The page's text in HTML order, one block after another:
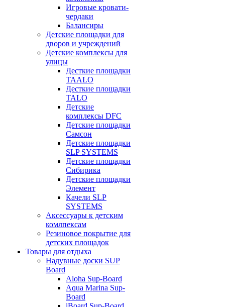
Игровые кровати-
чердаки
Балансиры
Детские площадки для
дворов и учреждений
Детские комплексы для
улицы
Десткие площадки
TAALO
Десткие площадки
TALO
Детские
комплексы DFC
Детские площадки
Самсон
Детские площадки
SLP SYSTEMS
Детские площадки
Сибирика
Детские площадки
Элемент
Качели SLP
SYSTEMS
Аксессуары к детским
комлпексам
Резиновое покрытие для
детских площадок
Товары для отдыха
Надувные доски SUP
Board
Aloha Sup-Board
Aqua Marina Sup-
Board